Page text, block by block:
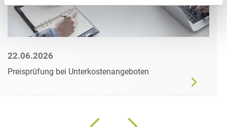
22.06.2026
Preisprüfung bei Unterkostenangeboten